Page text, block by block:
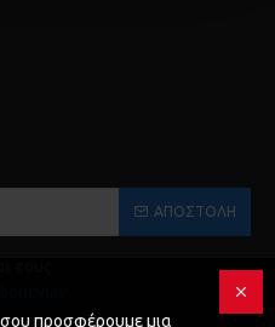
ΑΠΟΣΤΟΛΉ
προσφέρουμε μια